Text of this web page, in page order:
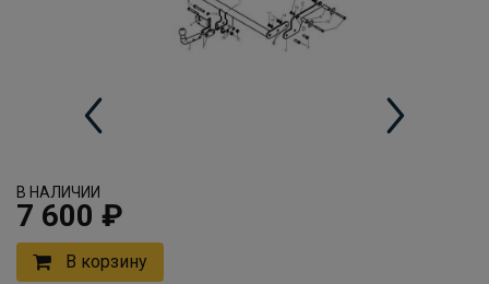
В НАЛИЧИИ
7 600 ₽
В корзину